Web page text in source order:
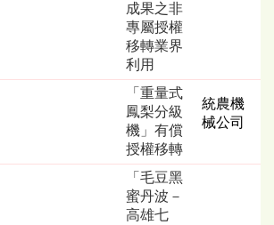
成果之非
專屬授權
移轉業界
利用
「重量式
鳳梨分級
機」有償
授權移轉
統農機
械公司
「毛豆黑
蜜丹波－
高雄七